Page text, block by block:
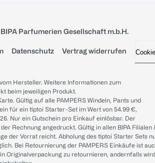
Parfumerien Gesellschaft m.b.H.
Datenschutz Vertrag widerrufen
Hersteller. Weitere Informationen zum
beim jeweiligen Produkt.
Gültig auf alle PAMPERS Windeln, Pants und
für ein tiptoi Starter-Set im Wert von 54.99 €,
Nur ein Gutschein pro Einkauf einlösbar. Der
Rechnung angedruckt. Gültig in allen BIPA Filialen
der Vorrat reicht. Abholung des tiptoi Starter Sets
Bei Retournierung der PAMPERS Einkäufe ist
Originalverpackung zu retournieren, andernfalls wird